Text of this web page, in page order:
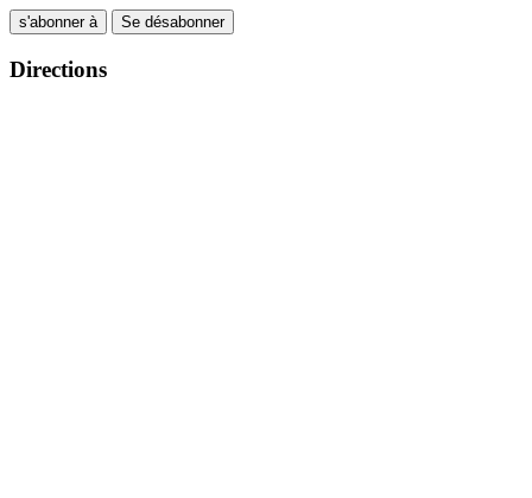
s'abonner à Se désabonner
Directions